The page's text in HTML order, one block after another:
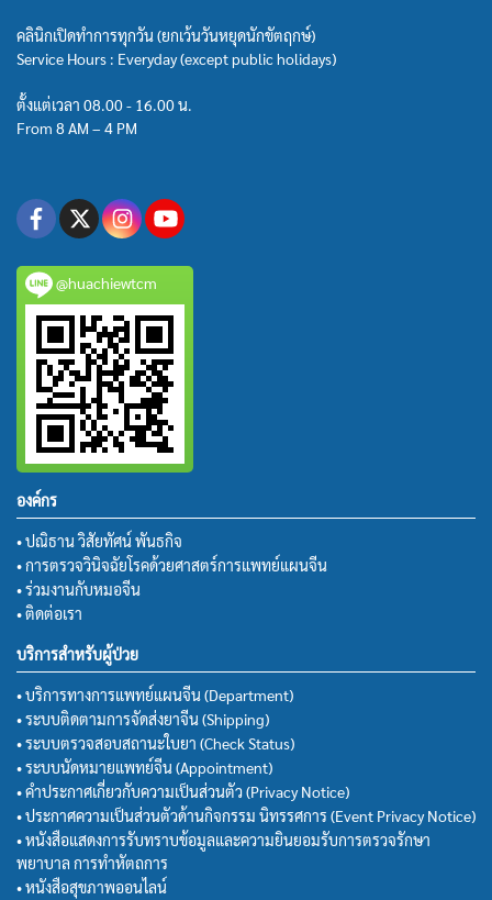
คลินิกเปิดทำการทุกวัน (ยกเว้นวันหยุดนักขัตฤกษ์)
Service Hours : Everyday (except public holidays)
ตั้งแต่เวลา 08.00 - 16.00 น.
From 8 AM – 4 PM
@huachiewtcm
องค์กร
• ปณิธาน วิสัยทัศน์ พันธกิจ
• การตรวจวินิจฉัยโรคด้วยศาสตร์การแพทย์แผนจีน
• ร่วมงานกับหมอจีน
• ติดต่อเรา
บริการสำหรับผู้ป่วย
• บริการทางการแพทย์แผนจีน (Department)
• ระบบติดตามการจัดส่งยาจีน (Shipping)
• ระบบตรวจสอบสถานะใบยา (Check Status)
• ระบบนัดหมายแพทย์จีน (Appointment)
• คำประกาศเกี่ยวกับความเป็นส่วนตัว (Privacy Notice)
• ประกาศความเป็นส่วนตัวด้านกิจกรรม นิทรรศการ (Event Privacy Notice)
• หนังสือแสดงการรับทราบข้อมูลและความยินยอมรับการตรวจรักษา
พยาบาล การทำหัตถการ
• หนังสือสุขภาพออนไลน์